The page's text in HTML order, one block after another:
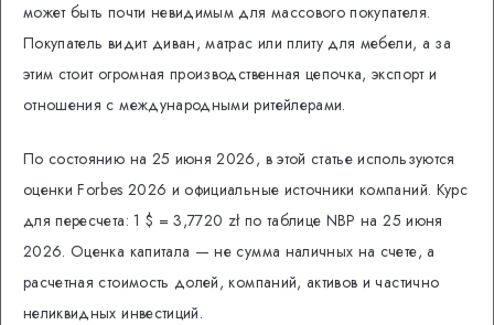
может быть почти невидимым для массового покупателя.
Покупатель видит диван, матрас или плиту для мебели, а за
этим стоит огромная производственная цепочка, экспорт и
отношения с международными ритейлерами.
По состоянию на 25 июня 2026, в этой статье используются
оценки Forbes 2026 и официальные источники компаний. Курс
для пересчета: 1 $ = 3,7720 zł по таблице NBP на 25 июня
2026. Оценка капитала — не сумма наличных на счете, а
расчетная стоимость долей, компаний, активов и частично
неликвидных инвестиций.